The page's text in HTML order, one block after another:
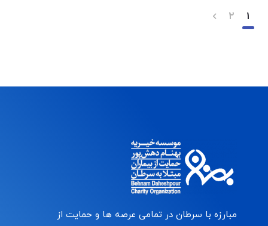
۱ ۲
مبارزه با سرطان در تمامی عرصه ها و حمایت از